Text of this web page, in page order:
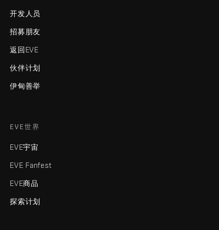
开发人员
招募朋友
返回EVE
伙伴计划
伊甸善举
EVE世界
EVE宇宙
EVE Fanfest
EVE商品
探索计划